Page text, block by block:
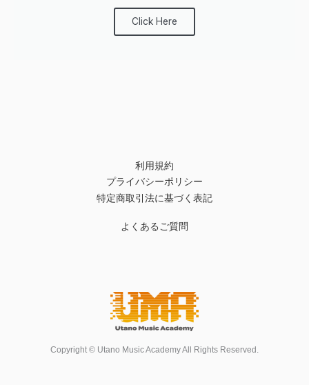
Click Here
利用規約
プライバシーポリシー
特定商取引法に基づく表記
よくあるご質問
Copyright © Utano Music Academy All Rights Reserved.